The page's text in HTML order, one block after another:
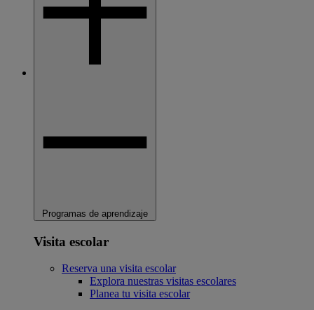
Programas de aprendizaje
Visita escolar
Reserva una visita escolar
Explora nuestras visitas escolares
Planea tu visita escolar